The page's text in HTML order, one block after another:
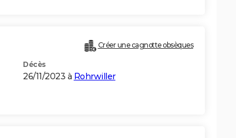
Créer une cagnotte obsèques
Décès
26/11/2023 à Rohrwiller